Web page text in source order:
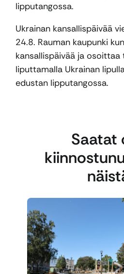
lipputangossa.
Ukrainan kansallispäivää
24.8. Rauman kaupunki
kansallispäivää ja osoittaa
liputtamalla Ukrainan
edustan lipputangossa.
Saatat